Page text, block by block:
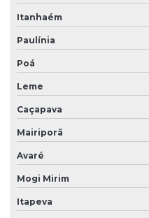
Facility empresa terceirizada
Facility limpeza e conservação
Facility services limpeza
Facility serviços terceirizados
Facility terceirizacao de mao
Firma de limpeza terceirizada
Lavadora de piso para galpão
Lavagem de vidros e fachadas
Itanhaém
Paulínia
Poá
Leme
Caçapava
Mairiporã
Avaré
Mogi Mirim
Itapeva